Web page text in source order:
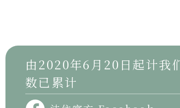
由2020年6月20日起计我
数已累计